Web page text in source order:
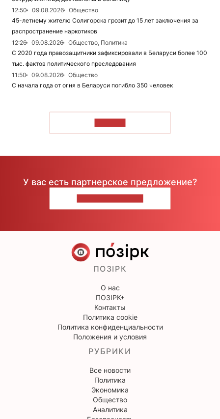
12:50
09.08.2026
Общество
45-летнему жителю Солигорска грозит до 15 лет заключения за
распространение наркотиков
12:26
09.08.2026
Общество, Политика
С 2020 года правозащитники зафиксировали в Беларуси более 100
тыс. фактов политического преследования
11:50
09.08.2026
Общество
С начала года от огня в Беларуси погибло 350 человек
У вас есть партнерское предложение?
ПОЗІРК
О нас
ПОЗІРК+
Контакты
Политика cookie
Политика конфиденциальности
Положения и условия
РУБРИКИ
Все новости
Политика
Экономика
Общество
Аналитика